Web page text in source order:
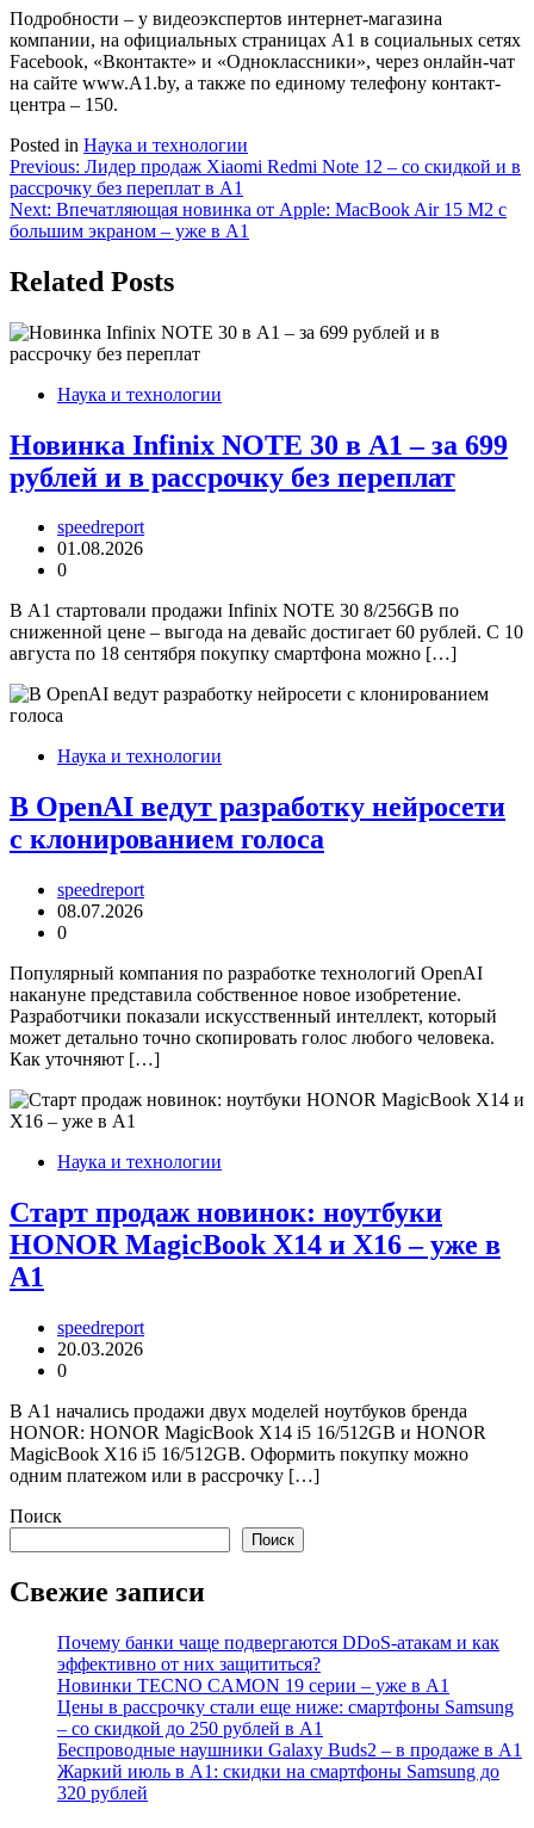
Подробности – у видеоэкспертов интернет-магазина
компании, на официальных страницах A1 в социальных сетях
Facebook, «Вконтакте» и «Одноклассники», через онлайн-чат
на сайте www.A1.by, а также по единому телефону контакт-
центра – 150.
Posted in Наука и технологии
Навигация
по
записям
Previous: Лидер продаж Xiaomi Redmi Note 12 – со скидкой и в
рассрочку без переплат в А1
Next: Впечатляющая новинка от Apple: MacBook Air 15 M2 с
большим экраном – уже в А1
Related Posts
Наука и технологии
Новинка Infinix NOTE 30 в А1 – за 699
рублей и в рассрочку без переплат
speedreport
01.08.2026
0
В А1 стартовали продажи Infinix NOTE 30 8/256GB по
сниженной цене – выгода на девайс достигает 60 рублей. С 10
августа по 18 сентября покупку смартфона можно […]
Наука и технологии
В OpenAI ведут разработку нейросети
с клонированием голоса
speedreport
08.07.2026
0
Популярный компания по разработке технологий OpenAI
накануне представила собственное новое изобретение.
Разработчики показали искусственный интеллект, который
может детально точно скопировать голос любого человека.
Как уточняют […]
Наука и технологии
Старт продаж новинок: ноутбуки
HONOR MagicBook X14 и X16 – уже в
А1
speedreport
20.03.2026
0
В А1 начались продажи двух моделей ноутбуков бренда
HONOR: HONOR MagicBook X14 i5 16/512GB и HONOR
MagicBook X16 i5 16/512GB. Оформить покупку можно
одним платежом или в рассрочку […]
Поиск
Поиск
Свежие записи
Почему банки чаще подвергаются DDoS-атакам и как
эффективно от них защититься?
Новинки TECNO CAMON 19 серии – уже в А1
Цены в рассрочку стали еще ниже: смартфоны Samsung
– со скидкой до 250 рублей в А1
Беспроводные наушники Galaxy Buds2 – в продаже в А1
Жаркий июль в А1: скидки на смартфоны Samsung до
320 рублей